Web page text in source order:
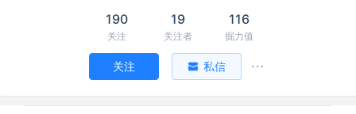
190
关注
19
关注者
116
掘力值
关注 私信